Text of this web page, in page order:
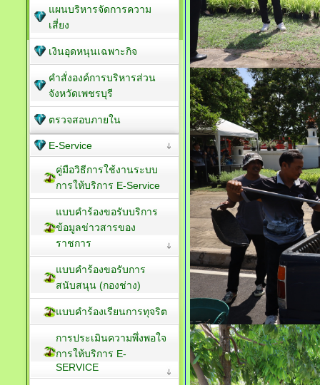
แผนบริหารจัดการความ
เสี่ยง
เงินอุดหนุนเฉพาะกิจ
คำสั่งองค์การบริหารส่วน
จังหวัดเพชรบุรี
ตรวจสอบภายใน
E-Service
คู่มือวิธีการใช้งานระบบ
การให้บริการ E-Service
แบบคำร้องขอรับบริการ
ข้อมูลข่าวสารของ
ราชการ
แบบคำร้องขอรับการ
สนับสนุน (กองช่าง)
แบบคำร้องเรียนการทุจริต
การประเมินความพึ่งพอใจ
การให้บริการ E-
SERVICE